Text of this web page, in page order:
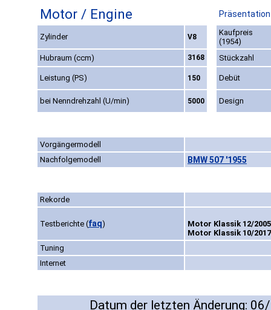
Motor / Engine
Zylinder V8
Kaufpreis
(1954)
Hubraum (ccm)
3168 Stückzahl
Leistung (PS) 150 Debüt
bei Nenndrehzahl (U/min) 5000 Design
Vorgängermodell
Nachfolgemodell
BMW 507 '1955
Rekorde
Testberichte (faq)
Motor Klassik 12/
Motor Klassik 10/
Tuning
Internet
Datum der letzten Änderung: